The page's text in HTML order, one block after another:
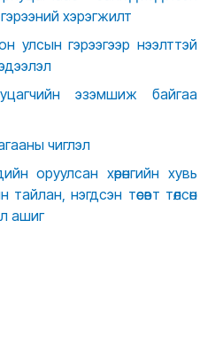
хэрэгжилт
улсын гэрээгээр нээлттэй
эзэмшиж байгаа
чиглэл
оруулсан хөрөнгийн хувь
нэгдсэн төсөвт төлсөн
ашиг